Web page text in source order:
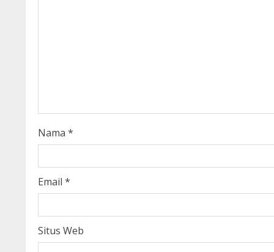
i
n
g
Nama *
Email *
Situs Web